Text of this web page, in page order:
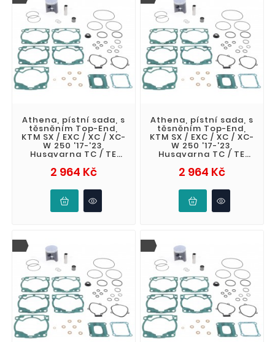
Athena, pístní sada, s
těsněním Top-End,
KTM SX / EXC / XC / XC-
W 250 '17-'23,
Husqvarna TC / TE
EC / EX /
2 964 KčCena
Athena, pístní sada, s
těsněním Top-End,
KTM SX / EXC / XC / XC-
W 250 '17-'23,
Husqvarna TC / TE
EC / EX /
2 964 KčCena